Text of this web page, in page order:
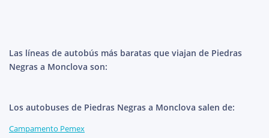
Las líneas de autobús más baratas que viajan de Piedras
Negras a Monclova son:
Los autobuses de Piedras Negras a Monclova salen de:
Campamento Pemex